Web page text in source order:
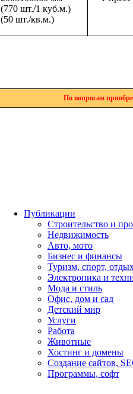
(770 шт./1 куб.м.)
(50 шт./кв.м.)
По вопросам
Публикации
Строительство и
Недвижимость
Авто, мото
Бизнес и финансы
Туризм, спорт,
Электроника и
Мода и стиль
Офис, дом и cад
Детский мир
Услуги
Работа
Животные
Хостинг и домены
Создание сайтов,
Программы, софт